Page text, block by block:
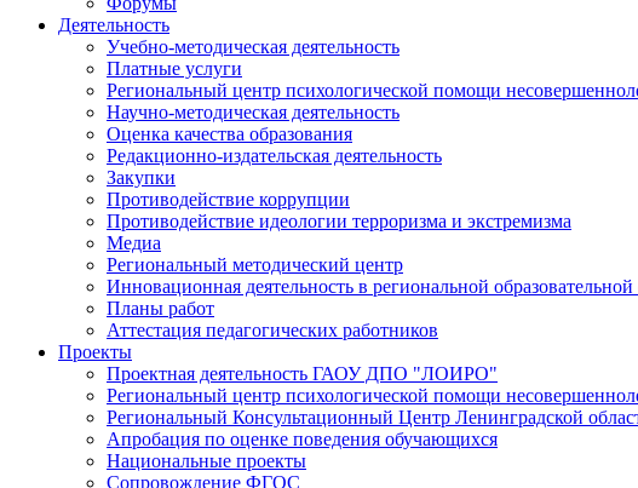
Деятельность
Учебно-методическая деятельность
Платные услуги
Региональный центр психологической помощи
Научно-методическая деятельность
Оценка качества образования
Редакционно-издательская деятельность
Закупки
Противодействие коррупции
Противодействие идеологии терроризма и экстремизма
Медиа
Региональный методический центр
Инновационная деятельность в региональной образовательной
Планы работ
Аттестация педагогических работников
Проекты
Проектная деятельность ГАОУ ДПО "ЛОИРО"
Региональный центр психологической помощи
Региональный Консультационный Центр Ленинградской
Апробация по оценке поведения обучающихся
Национальные проекты
Сопровождение ФГОС